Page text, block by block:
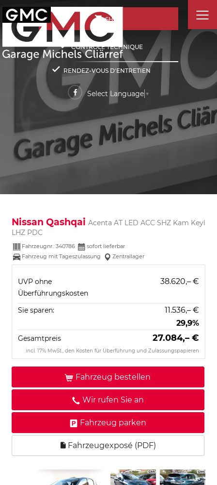
SHOP
CONTRÔLE TECHNIQUE
RENDEZ-VOUS D'ENTRETIEN
Select Language ▼
Nissan Qashqai Acenta AT LED ACC SHZ Kam Keyl
LHZ PDC
Fahrzeugnr.: 340786
sofort lieferbar
Fahrzeug mit Tageszulassung
Zentrallager
UVP ohne
Überführungskosten
38.620,– €
Sie sparen:
11.536,– €
29,9%
Gesamtpreis 27.084,– €
incl. 17% MwSt., den Kosten für Überführung und Zulassungspapieren
Fahrzeug bestellen
Wir rufen Sie an
Fahrzeug parken
Fahrzeugexposé (PDF)